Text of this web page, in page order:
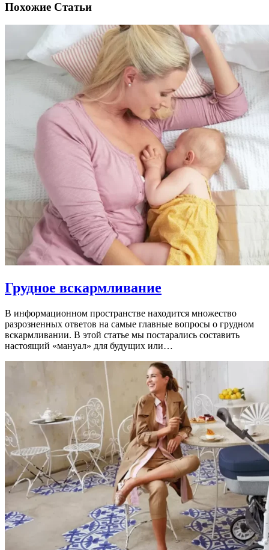
Похожие Статьи
Грудное вскармливание
В информационном пространстве находится множество
разрозненных ответов на самые главные вопросы о грудном
вскармливании. В этой статье мы постарались составить
настоящий «мануал» для будущих или…